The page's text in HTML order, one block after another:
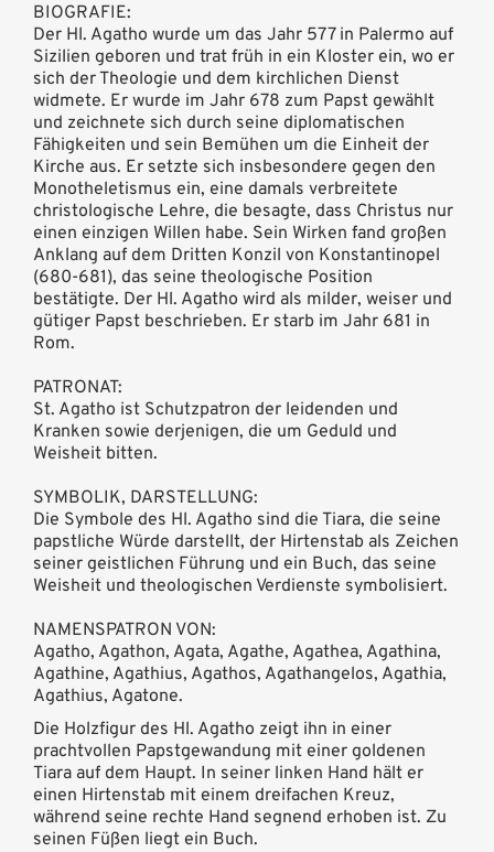
BIOGRAFIE:
Der Hl. Agatho wurde um das Jahr 577 in Palermo auf
Sizilien geboren und trat früh in ein Kloster ein, wo er
sich der Theologie und dem kirchlichen Dienst
widmete. Er wurde im Jahr 678 zum Papst gewählt
und zeichnete sich durch seine diplomatischen
Fähigkeiten und sein Bemühen um die Einheit der
Kirche aus. Er setzte sich insbesondere gegen den
Monotheletismus ein, eine damals verbreitete
christologische Lehre, die besagte, dass Christus nur
einen einzigen Willen habe. Sein Wirken fand großen
Anklang auf dem Dritten Konzil von Konstantinopel
(680-681), das seine theologische Position
bestätigte. Der Hl. Agatho wird als milder, weiser und
gütiger Papst beschrieben. Er starb im Jahr 681 in
Rom.
PATRONAT:
St. Agatho ist Schutzpatron der leidenden und
Kranken sowie derjenigen, die um Geduld und
Weisheit bitten.
SYMBOLIK, DARSTELLUNG:
Die Symbole des Hl. Agatho sind die Tiara, die seine
papstliche Würde darstellt, der Hirtenstab als Zeichen
seiner geistlichen Führung und ein Buch, das seine
Weisheit und theologischen Verdienste symbolisiert.
NAMENSPATRON VON:
Agatho, Agathon, Agata, Agathe, Agathea, Agathina,
Agathine, Agathius, Agathos, Agathangelos, Agathia,
Agathius, Agatone.
Die Holzfigur des Hl. Agatho zeigt ihn in einer
prachtvollen Papstgewandung mit einer goldenen
Tiara auf dem Haupt. In seiner linken Hand hält er
einen Hirtenstab mit einem dreifachen Kreuz,
während seine rechte Hand segnend erhoben ist. Zu
seinen Füßen liegt ein Buch.